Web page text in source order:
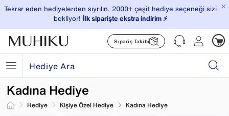
×
Tekrar eden hediyelerden sıyrılın. 2000+ çeşit hediye seçeneği sizi
bekliyor! İlk siparişte ekstra indirim ⚡️
Sipariş Takibi
Hediye Kişiye Özel Hediye Kadına Hediye
Kadına Hediye